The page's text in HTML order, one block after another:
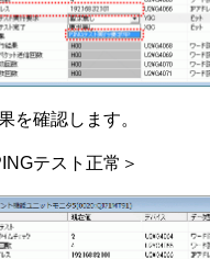
を確認します。
テスト正常＞